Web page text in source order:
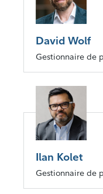
David Wolf
Gestionnaire de
Ilan Kolet
Gestionnaire de